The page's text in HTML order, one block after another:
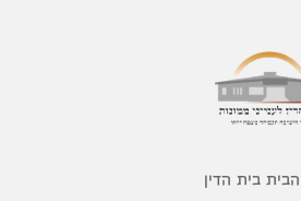
בית הדין